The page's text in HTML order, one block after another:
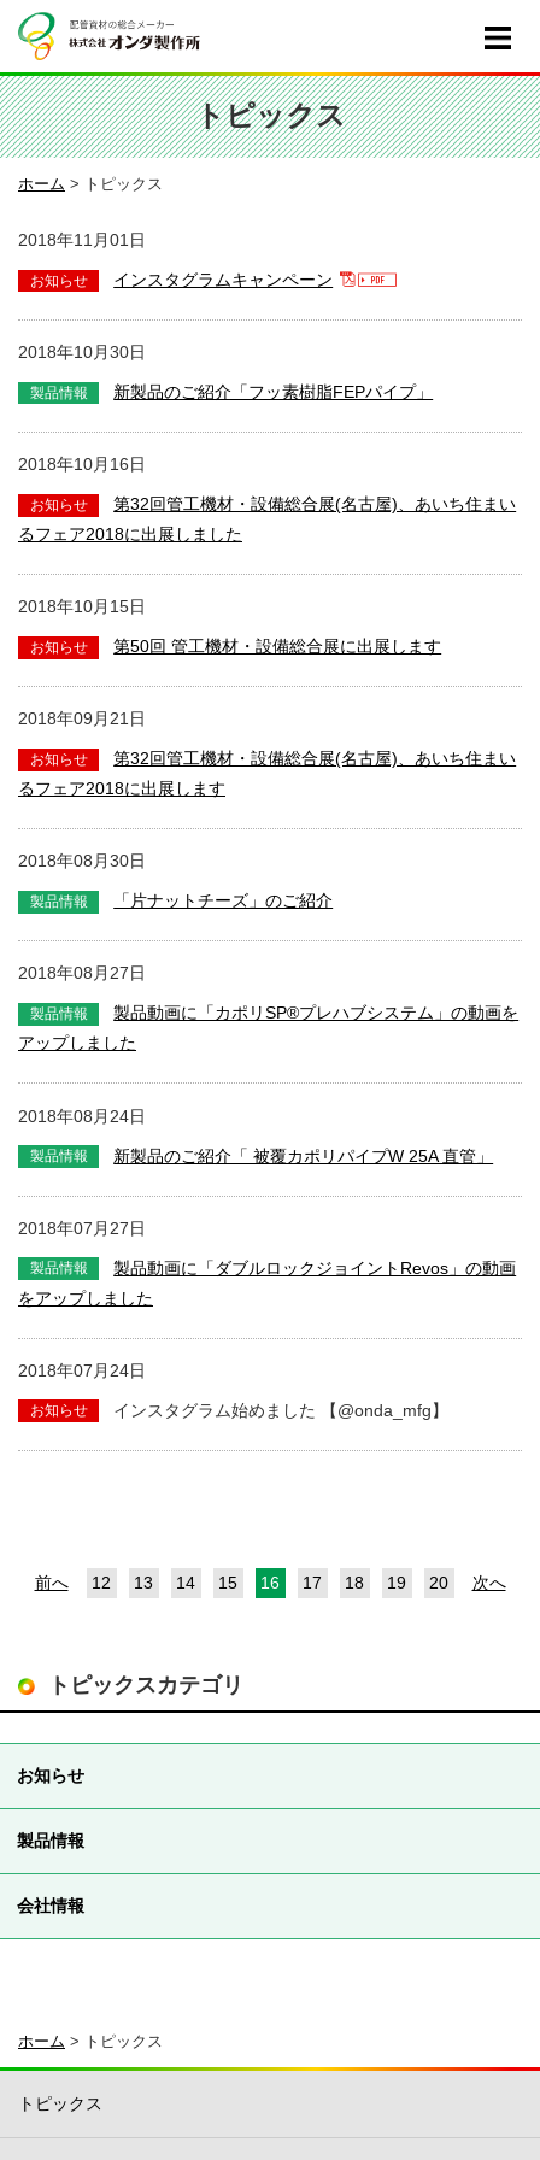
トピックス
ホーム > トピックス
2018年11月01日
インスタグラムキャンペーン
2018年10月30日
新製品のご紹介「フッ素樹脂FEPパイプ」
2018年10月16日
第32回管工機材・設備総合展(名古屋)、あいち住まい
るフェア2018に出展しました
2018年10月15日
第50回 管工機材・設備総合展に出展します
2018年09月21日
第32回管工機材・設備総合展(名古屋)、あいち住まい
るフェア2018に出展します
2018年08月30日
「片ナットチーズ」のご紹介
2018年08月27日
製品動画に「カポリSP®プレハブシステム」の動画を
アップしました
2018年08月24日
新製品のご紹介「 被覆カポリパイプW 25A 直管」
2018年07月27日
製品動画に「ダブルロックジョイントRevos」の動画
をアップしました
2018年07月24日
インスタグラム始めました 【@onda_mfg】
前へ 12 13 14 15 16 17 18 19 20 次へ
トピックスカテゴリ
お知らせ
製品情報
会社情報
ホーム > トピックス
トピックス